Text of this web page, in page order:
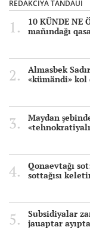
REDAKCIYA TAÑDAUI
10 KÜNDE NE
mañındağı
Almasbek
«kümändi» kol
Maydan
Qonaevtağı
sottağısı
Subsidiyalar
jauaptar